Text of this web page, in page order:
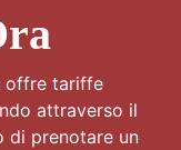
offre tariffe
attraverso il
di prenotare un